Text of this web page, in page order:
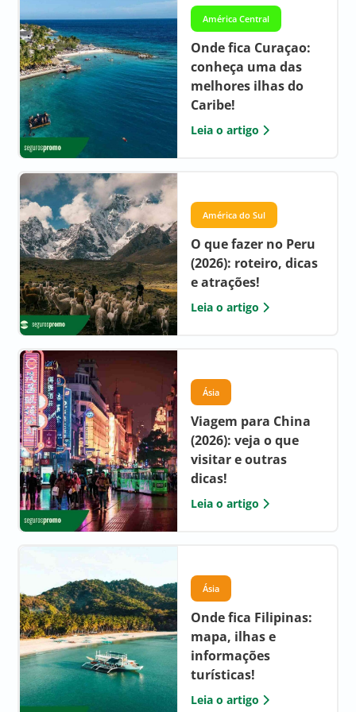
América Central
Onde fica Curaçao:
conheça uma das
melhores ilhas do
Caribe!
Leia o artigo
América do Sul
O que fazer no Peru
(2026): roteiro, dicas
e atrações!
Leia o artigo
Ásia
Viagem para China
(2026): veja o que
visitar e outras
dicas!
Leia o artigo
Ásia
Onde fica Filipinas:
mapa, ilhas e
informações
turísticas!
Leia o artigo